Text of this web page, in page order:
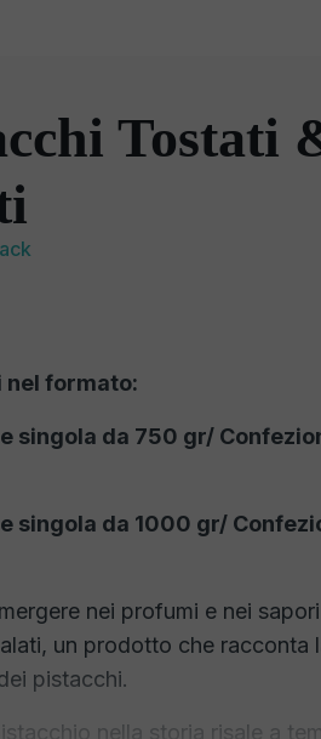
Tostati
nel formato:
singola da 750 gr/
singola da 1000 gr/
nei profumi e nei
un prodotto che racconta
pistacchi.
nella storia risale a